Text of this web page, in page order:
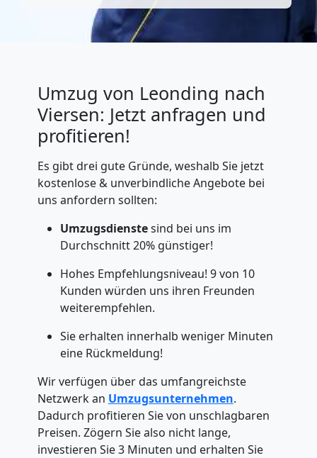
Umzug von Leonding nach
Viersen: Jetzt anfragen und
profitieren!
Es gibt drei gute Gründe, weshalb Sie jetzt
kostenlose & unverbindliche Angebote bei
uns anfordern sollten:
Umzugsdienstesind bei uns im
Durchschnitt 20% günstiger!
Hohes Empfehlungsniveau! 9 von 10
Kunden würden uns ihren Freunden
weiterempfehlen.
Sie erhalten innerhalb weniger Minuten
eine Rückmeldung!
Wir verfügen über das umfangreichste
Netzwerk an Umzugsunternehmen.
Dadurch profitieren Sie von unschlagbaren
Preisen. Zögern Sie also nicht lange,
investieren Sie 3 Minuten und erhalten Sie